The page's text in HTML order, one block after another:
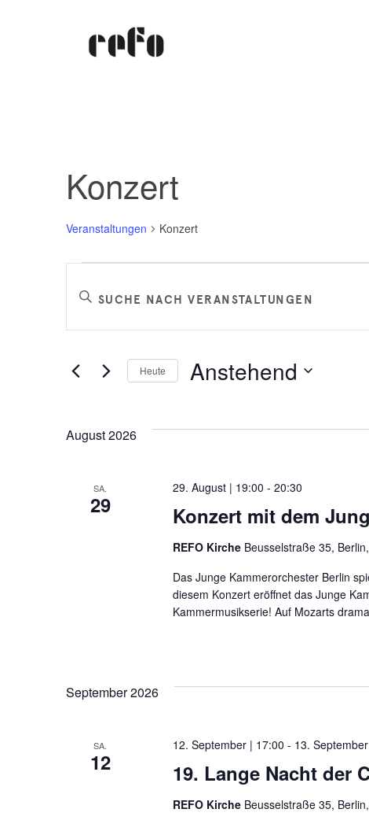
Konzert
Veranstaltungen Konzert
Veranstaltungen
Veranstaltungen
Suche
und
Ansichten,
Schlüsselwort
eingeben.
nach
Heute Anstehend
August 2026
SA.
29 Konzert mit dem
29. August | 19:00 - 20:30
REFO Kirche Beusselstraße 35,
Das Junge Kammerorchester Berlin
diesem Konzert eröffnet das Junge
Kammermusikserie! Auf Mozarts
September 2026
SA.
12 19. Lange Nacht der
12. September | 17:00 - 13.
REFO Kirche Beusselstraße 35,